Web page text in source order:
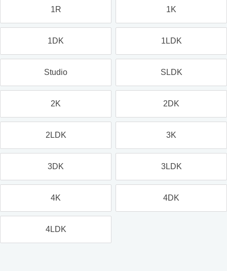
1R 1K
1DK 1LDK
Studio SLDK
2K 2DK
2LDK 3K
3DK 3LDK
4K 4DK
4LDK